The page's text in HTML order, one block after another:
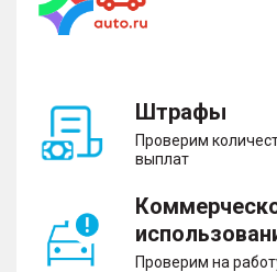
Штрафы
Проверим
выплат
Проверим на